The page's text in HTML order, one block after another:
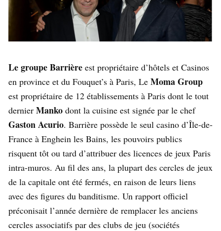
Le groupe Barrière est propriétaire d’hôtels et Casinos
en province et du Fouquet’s à Paris, Le Moma Group
est propriétaire de 12 établissements à Paris dont le tout
dernier Manko dont la cuisine est signée par le chef
Gaston Acurio. Barrière possède le seul casino d’Île-de-
France à Enghein les Bains, les pouvoirs publics
risquent tôt ou tard d’attribuer des licences de jeux Paris
intra-muros. Au fil des ans, la plupart des cercles de jeux
de la capitale ont été fermés, en raison de leurs liens
avec des figures du banditisme. Un rapport officiel
préconisait l’année dernière de remplacer les anciens
cercles associatifs par des clubs de jeu (sociétés